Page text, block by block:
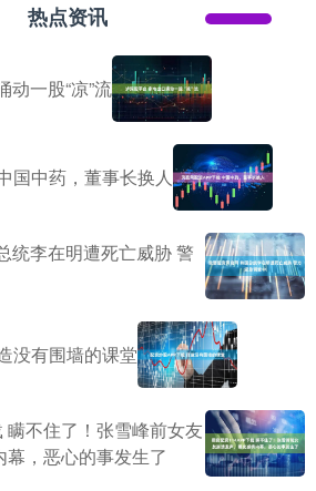
热点资讯
动一股“凉”流
国中药，董事长换人
统李在明遭死亡威胁 警
没有围墙的课堂
不住了！张雪峰前女友
，恶心的事发生了